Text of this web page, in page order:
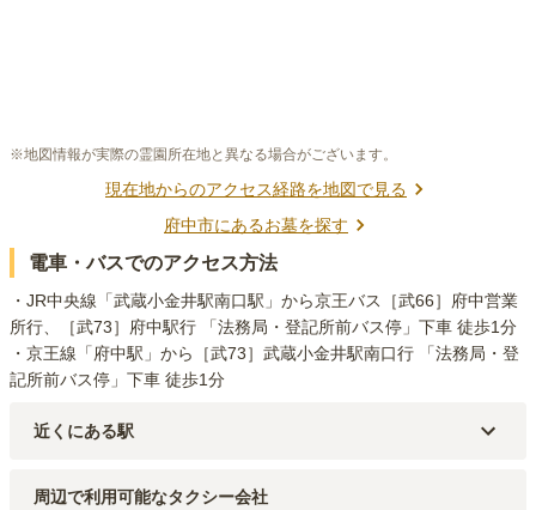
※地図情報が実際の霊園所在地と異なる場合がございます。
現在地からのアクセス経路を地図で見る
府中市にあるお墓を探す
電車・バスでのアクセス方法
・JR中央線「武蔵小金井駅南口駅」から京王バス［武66］府中営業
所行、［武73］府中駅行 「法務局・登記所前バス停」下車 徒歩1分
・京王線「府中駅」から［武73］武蔵小金井駅南口行 「法務局・登
記所前バス停」下車 徒歩1分
近くにある駅
周辺で利用可能なタクシー会社